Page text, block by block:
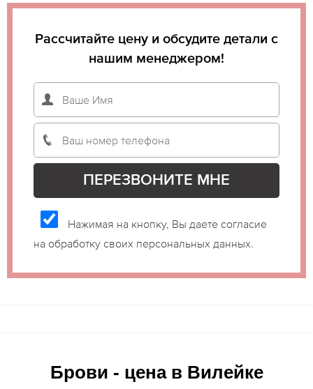
Рассчитайте цену и обсудите детали с
нашим менеджером!
Нажимая на кнопку, Вы даете согласие
на обработку своих персональных данных.
Брови - цена в Вилейке